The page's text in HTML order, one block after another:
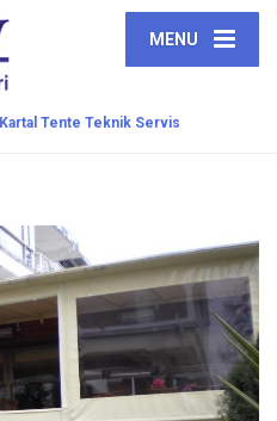
MENU
Kartal Tente Teknik Servis